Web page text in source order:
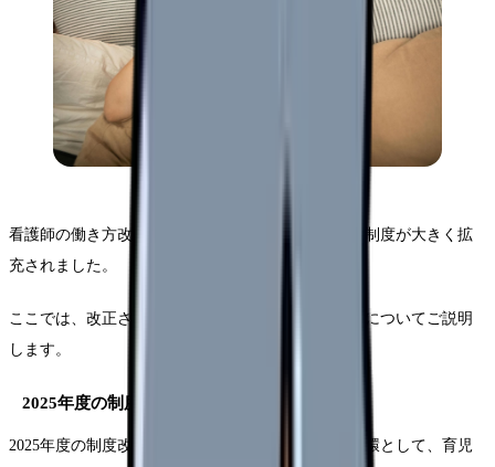
看護師の働き方改革が進む中、2025年度は育児支援制度が大きく拡
充されました。
ここでは、改正されたポイントと具体的な活用方法についてご説明
します。
2025年度の制度改正の重要ポイント
2025年度の制度改正では、看護師の働き方改革の一環として、育児